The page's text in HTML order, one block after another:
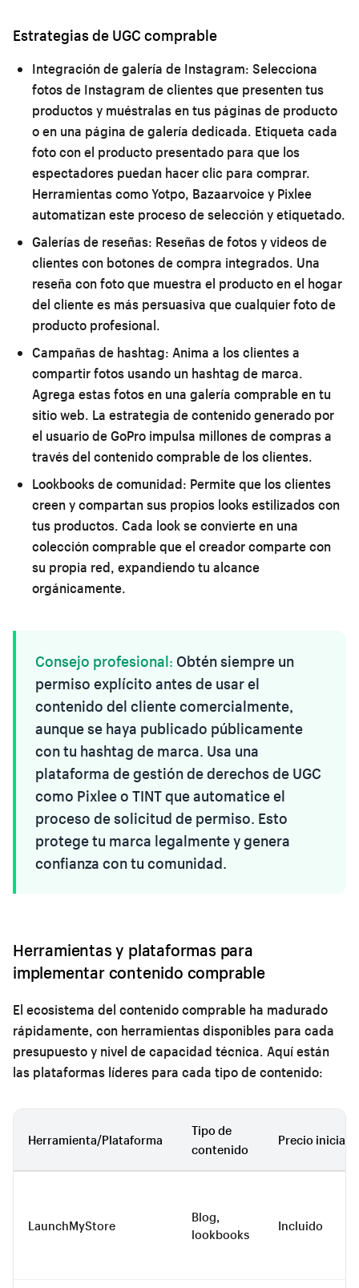
Estrategias de UGC comprable
Integración de galería de Instagram: Selecciona
fotos de Instagram de clientes que presenten tus
productos y muéstralas en tus páginas de producto
o en una página de galería dedicada. Etiqueta cada
foto con el producto presentado para que los
espectadores puedan hacer clic para comprar.
Herramientas como Yotpo, Bazaarvoice y Pixlee
automatizan este proceso de selección y etiquetado.
Galerías de reseñas: Reseñas de fotos y videos de
clientes con botones de compra integrados. Una
reseña con foto que muestra el producto en el hogar
del cliente es más persuasiva que cualquier foto de
producto profesional.
Campañas de hashtag: Anima a los clientes a
compartir fotos usando un hashtag de marca.
Agrega estas fotos en una galería comprable en tu
sitio web. La estrategia de contenido generado por
el usuario de GoPro impulsa millones de compras a
través del contenido comprable de los clientes.
Lookbooks de comunidad: Permite que los clientes
creen y compartan sus propios looks estilizados con
tus productos. Cada look se convierte en una
colección comprable que el creador comparte con
su propia red, expandiendo tu alcance
orgánicamente.
Consejo profesional: Obtén siempre un
permiso explícito antes de usar el
contenido del cliente comercialmente,
aunque se haya publicado públicamente
con tu hashtag de marca. Usa una
plataforma de gestión de derechos de UGC
como Pixlee o TINT que automatice el
proceso de solicitud de permiso. Esto
protege tu marca legalmente y genera
confianza con tu comunidad.
Herramientas y plataformas para
implementar contenido comprable
El ecosistema del contenido comprable ha madurado
rápidamente, con herramientas disponibles para cada
presupuesto y nivel de capacidad técnica. Aquí están
las plataformas líderes para cada tipo de contenido:
Herramienta/Plataforma
Tipo de
contenido
Precio inicial
LaunchMyStore
Blog,
lookbooks
Incluido